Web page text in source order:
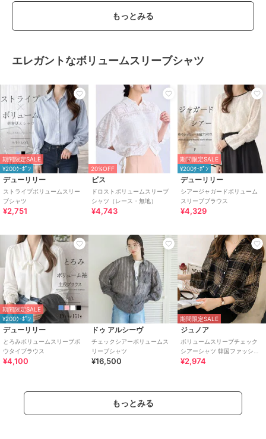
もっとみる
エレガントなボリュームスリーブシャツ
期間限定SALE
¥200ｸｰﾎﾟﾝ
デューリリー
ストライプボリュームスリー
ブシャツ
¥2,751
20%OFF
ビス
ドロストボリュームスリーブ
シャツ（レース・無地）
¥4,743
期間限定SALE
¥200ｸｰﾎﾟﾝ
デューリリー
シアージャガードボリューム
スリーブブラウス
¥4,329
期間限定SALE
¥200ｸｰﾎﾟﾝ
デューリリー
とろみボリュームスリーブボ
ウタイブラウス
¥4,100
ドゥ アルシーヴ
チェックシアーボリュームス
リーブシャツ
¥16,500
期間限定SALE
ジュノア
ボリュームスリーブチェック
シアーシャツ 韓国ファッショ
ン
¥2,974
もっとみる